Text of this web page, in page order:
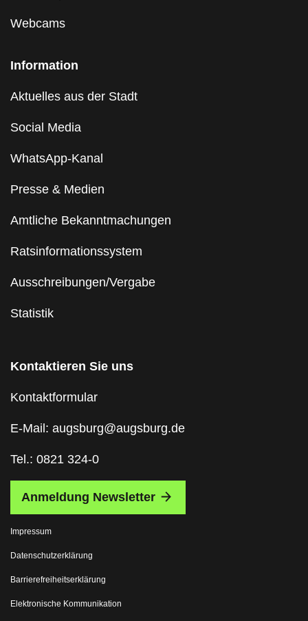
Webcams
Information
Aktuelles aus der Stadt
Social Media
WhatsApp-Kanal
Presse & Medien
Amtliche Bekanntmachungen
Ratsinformationssystem
Ausschreibungen/Vergabe
Statistik
Kontaktieren Sie uns
Kontaktformular
E-Mail: augsburg@augsburg.de
Tel.: 0821 324-0
Anmeldung Newsletter
Impressum
Datenschutzerklärung
Barrierefreiheitserklärung
Elektronische Kommunikation